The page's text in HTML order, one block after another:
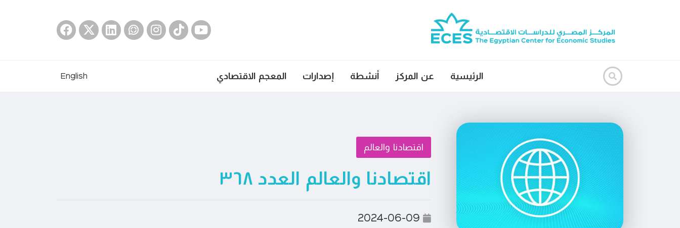
الرئيسية عن المركز أنشطة إصدارات المعجم الاقتصادي English
اقتصادنا والعالم
اقتصادنا والعالم العدد ٣٦٨
2024-06-09